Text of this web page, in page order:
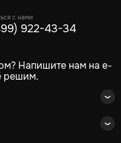
с нами
922-43-34
Напишите нам на e-
решим.